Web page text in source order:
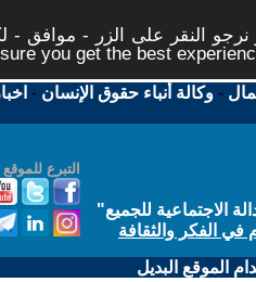
النقر على الزر - موافق -
you get the best
-وكالة أنباء حقوق الإنسان -
التبرع
الاجتماعية للجميع"
في الفكر والثقافة
الموقع البديل